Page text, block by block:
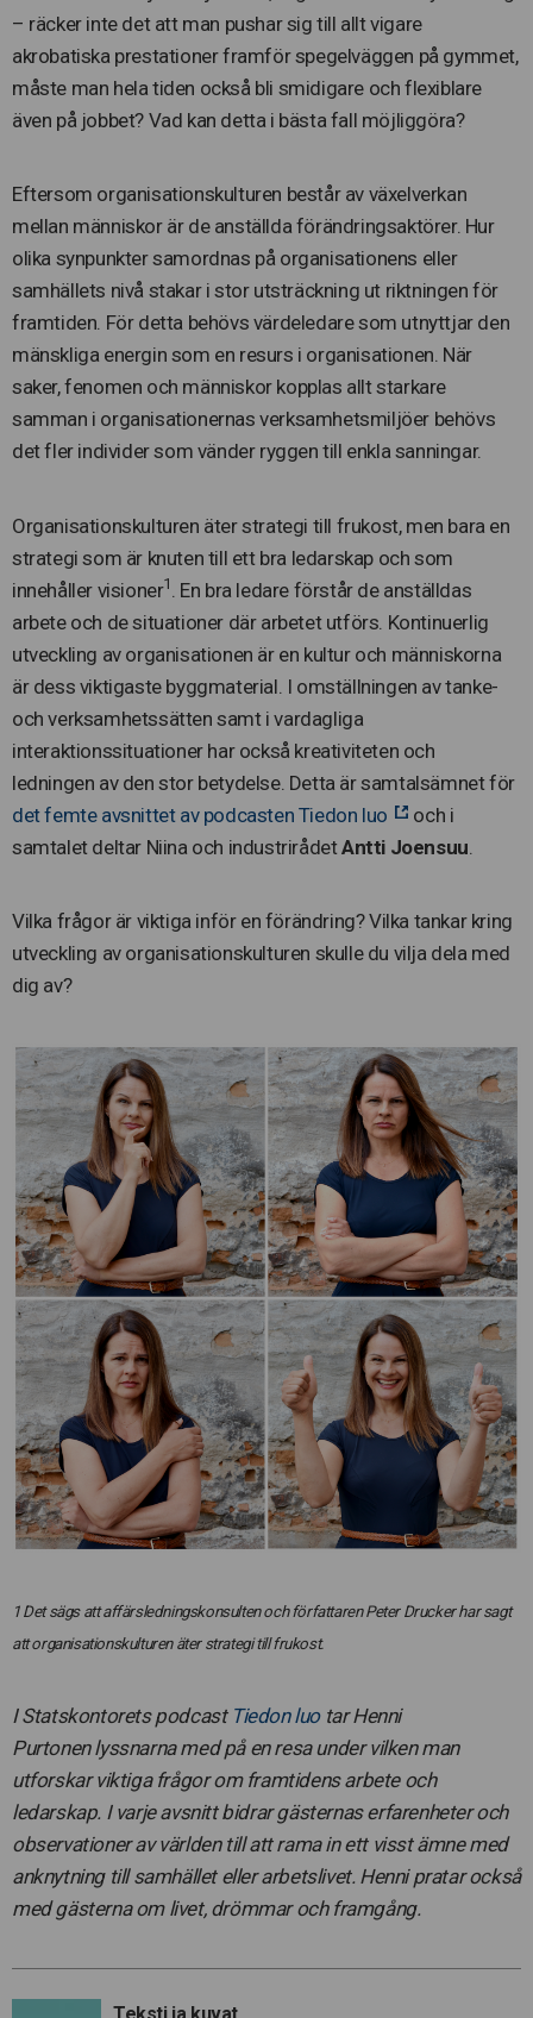
– räcker inte det att man pushar sig till allt vigare
akrobatiska prestationer framför spegelväggen på gymmet,
måste man hela tiden också bli smidigare och flexiblare
även på jobbet? Vad kan detta i bästa fall möjliggöra?
Eftersom organisationskulturen består av växelverkan
mellan människor är de anställda förändringsaktörer. Hur
olika synpunkter samordnas på organisationens eller
samhällets nivå stakar i stor utsträckning ut riktningen för
framtiden. För detta behövs värdeledare som utnyttjar den
mänskliga energin som en resurs i organisationen. När
saker, fenomen och människor kopplas allt starkare
samman i organisationernas verksamhetsmiljöer behövs
det fler individer som vänder ryggen till enkla sanningar.
Organisationskulturen äter strategi till frukost, men bara en
strategi som är knuten till ett bra ledarskap och som
innehåller visioner1
. En bra ledare förstår de anställdas
arbete och de situationer där arbetet utförs. Kontinuerlig
utveckling av organisationen är en kultur och människorna
är dess viktigaste byggmaterial. I omställningen av tanke-
och verksamhetssätten samt i vardagliga
interaktionssituationer har också kreativiteten och
ledningen av den stor betydelse. Detta är samtalsämnet för
det femte avsnittet av podcasten Tiedon luo
och i
samtalet deltar Niina och industrirådetAntti Joensuu
Vilka frågor är viktiga inför en förändring? Vilka tankar kring
utveckling av organisationskulturen skulle du vilja dela med
dig av?
1 Det sägs att affärsledningskonsulten och författaren Peter Drucker har sagt
att organisationskulturen äter strategi till frukost.
I Statskontorets podcast Tiedon luotar Henni
Purtonen lyssnarna med på en resa under vilken man
utforskar viktiga frågor om framtidens arbete och
ledarskap. I varje avsnitt bidrar gästernas erfarenheter och
observationer av världen till att rama in ett visst ämne med
anknytning till samhället eller arbetslivet. Henni pratar också
med gästerna om livet, drömmar och framgång.
Teksti ja kuvat